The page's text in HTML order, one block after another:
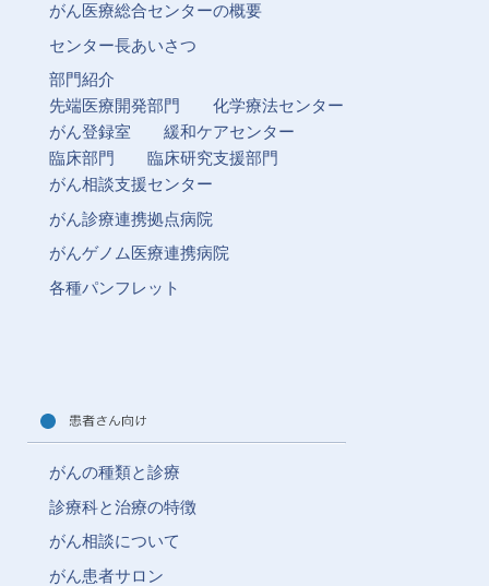
がん医療総合センターの概要
センター長あいさつ
部門紹介
先端医療開発部門
化学療法センター
がん登録室
緩和ケアセンター
臨床部門
臨床研究支援部門
がん相談支援センター
がん診療連携拠点病院
がんゲノム医療連携病院
各種パンフレット
がんの種類と診療
診療科と治療の特徴
がん相談について
がん患者サロン